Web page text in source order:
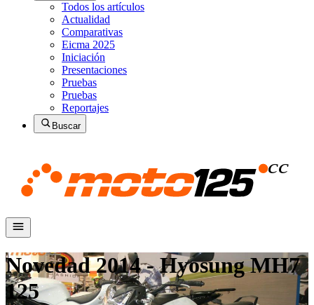
Todos los artículos
Actualidad
Comparativas
Eicma 2025
Iniciación
Presentaciones
Pruebas
Pruebas
Reportajes
Buscar
Novedad 2014 - Hyosung MH7
125